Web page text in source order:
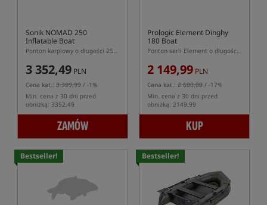
Sonik NOMAD 250
Inflatable Boat
Ponton karpiowy o długości 250cm
3 352,49 PLN
Cena kat.: 3 399,99 / -1%
Min. cena z 30 dni przed
obniżką: 3352.49
ZAMÓW
Prologic Element Dinghy
180 Boat
Ponton serii Element o długości 180cm
2 149,99 PLN
Cena kat.: 2 600,00 / -17%
Min. cena z 30 dni przed
obniżką: 2149.99
KUP
Bestseller! Bestseller!